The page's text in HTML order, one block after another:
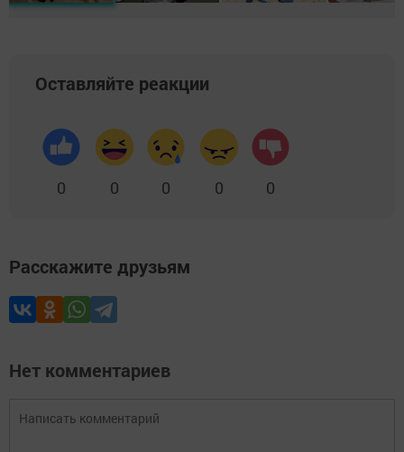
Оставляйте реакции
0 0 0 0 0
Расскажите друзьям
Нет комментариев